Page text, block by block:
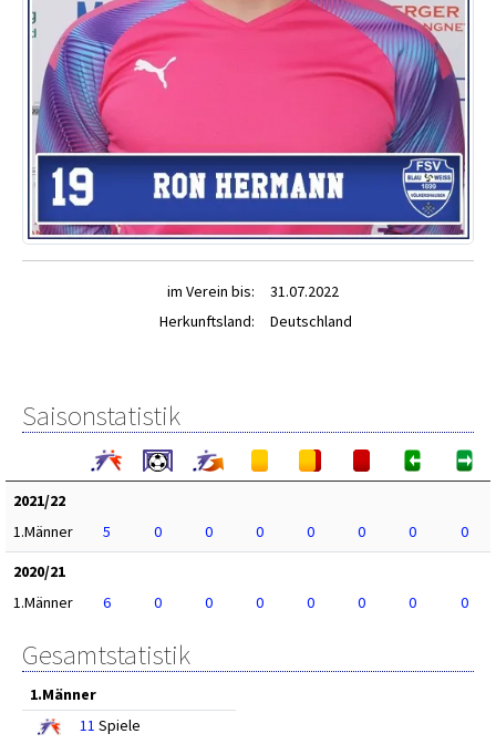
im Verein bis:
31.07.2022
Herkunftsland:
Deutschland
Saisonstatistik
2021/22
1.Männer
5 0 0 0 0 0 0
0
2020/21
1.Männer
6 0 0 0 0 0 0 0
Gesamtstatistik
1.Männer
11 Spiele